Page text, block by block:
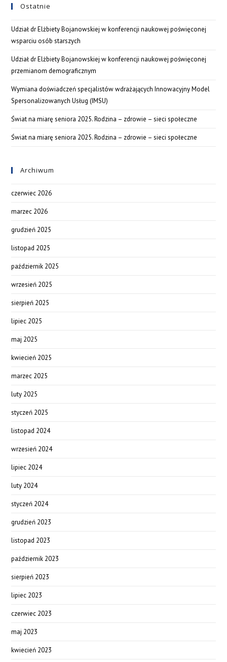
Ostatnie
Udział dr Elżbiety Bojanowskiej w konferencji naukowej poświęconej
wsparciu osób starszych
Udział dr Elżbiety Bojanowskiej w konferencji naukowej poświęconej
przemianom demograficznym
Wymiana doświadczeń specjalistów wdrażających Innowacyjny Model
Spersonalizowanych Usług (IMSU)
Świat na miarę seniora 2025. Rodzina – zdrowie – sieci społeczne
Świat na miarę seniora 2025. Rodzina – zdrowie – sieci społeczne
Archiwum
czerwiec 2026
marzec 2026
grudzień 2025
listopad 2025
październik 2025
wrzesień 2025
sierpień 2025
lipiec 2025
maj 2025
kwiecień 2025
marzec 2025
luty 2025
styczeń 2025
listopad 2024
wrzesień 2024
lipiec 2024
luty 2024
styczeń 2024
grudzień 2023
listopad 2023
październik 2023
sierpień 2023
lipiec 2023
czerwiec 2023
maj 2023
kwiecień 2023